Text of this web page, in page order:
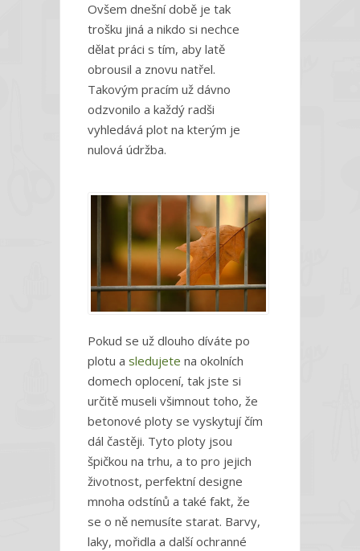
Ovšem dnešní době je tak
trošku jiná a nikdo si nechce
dělat práci s tím, aby latě
obrousil a znovu natřel.
Takovým pracím už dávno
odzvonilo a každý radši
vyhledává plot na kterým je
nulová údržba.
Pokud se už dlouho díváte po
plotu a sledujete na okolních
domech oplocení, tak jste si
určitě museli všimnout toho, že
betonové ploty se vyskytují čím
dál častěji. Tyto ploty jsou
špičkou na trhu, a to pro jejich
životnost, perfektní designe
mnoha odstínů a také fakt, že
se o ně nemusíte starat. Barvy,
laky, mořidla a další ochranné